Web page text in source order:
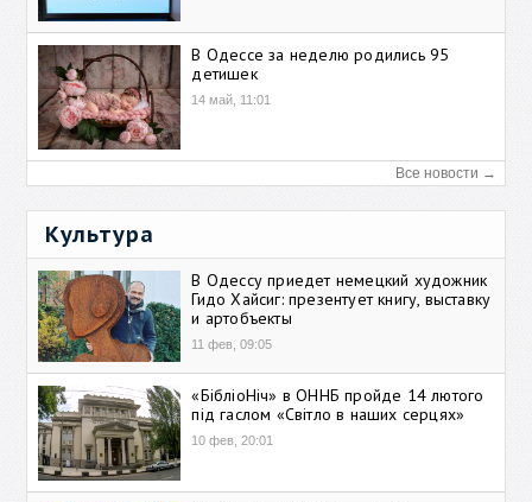
В Одессе за неделю родились 95
детишек
14 май, 11:01
Все новости →
Культура
В Одессу приедет немецкий художник
Гидо Хайсиг: презентует книгу, выставку
и артобъекты
11 фев, 09:05
«БібліоНіч» в ОННБ пройде 14 лютого
під гаслом «Світло в наших серцях»
10 фев, 20:01